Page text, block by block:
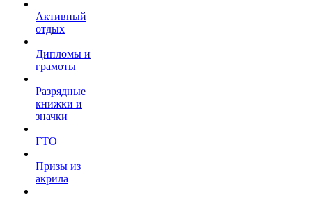
Активный
отдых
Дипломы и
грамоты
Разрядные
книжки и
значки
ГТО
Призы из
акрила